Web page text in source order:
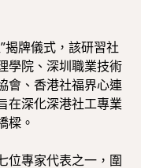
揭牌儀式，該研習社
學院、深圳職業技術
會、香港社福界心連
在深化深港社工專業
樑。
位專家代表之一，圍